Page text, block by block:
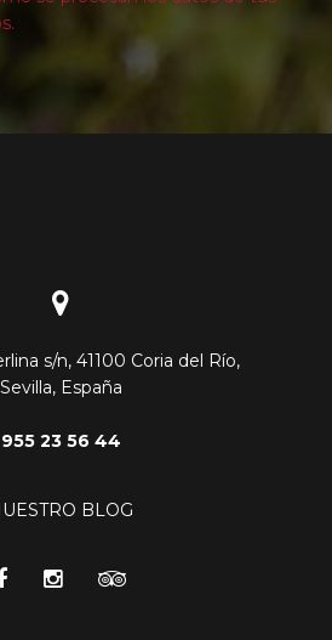
s/n, 41100 Coria del Río,
Sevilla, España
955 23 56 44
BLOG